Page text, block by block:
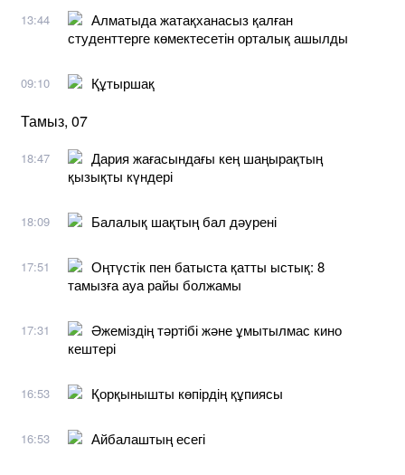
13:44
Алматыда жатақханасыз қалған
студенттерге көмектесетін орталық ашылды
09:10 Құтыршақ
Тамыз, 07
18:47
Дария жағасындағы кең шаңырақтың
қызықты күндері
18:09 Балалық шақтың бал дәурені
17:51
Оңтүстік пен батыста қатты ыстық: 8
тамызға ауа райы болжамы
17:31
Әжеміздің тәртібі және ұмытылмас кино
кештері
16:53 Қорқынышты көпірдің құпиясы
16:53 Айбалаштың есегі